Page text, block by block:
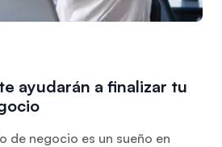
ayudarán a finalizar tu
de negocio es un sueño en